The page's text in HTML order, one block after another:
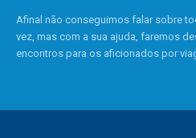
Afinal não conseguimos falar sobre
vez, mas com a sua ajuda, faremos
encontros para os aficionados por